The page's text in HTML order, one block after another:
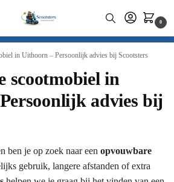
0
in Uithoorn – Persoonlijk advies bij Scootsters
scootmobiel in
advies bij
ben je op zoek naar een opvouwbare
gebruik, langere afstanden of extra